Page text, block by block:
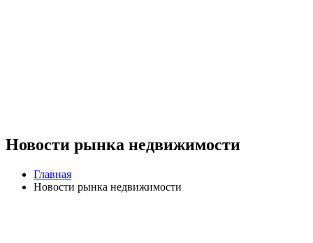
Новости рынка недвижимости
Главная
Новости рынка недвижимости